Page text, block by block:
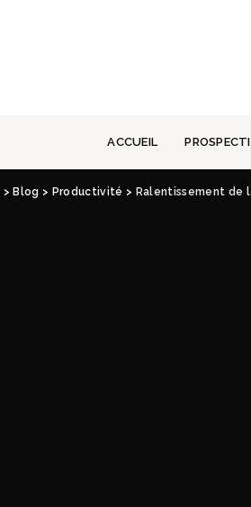
ACCUEIL
>Blog > Productivité > Ralentissement de